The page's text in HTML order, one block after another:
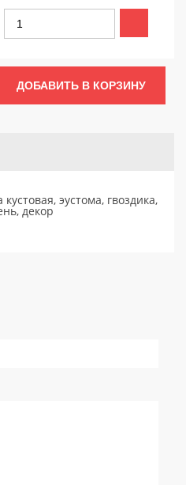
ДОБАВИТЬ В КОРЗИНУ
кустовая, эустома, гвоздика,
декор